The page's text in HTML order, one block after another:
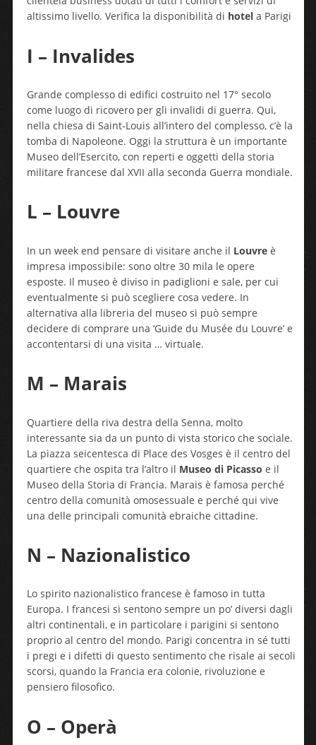
altissimo livello. Verifica la disponibilità di hotel a Parigi
I – Invalides
Grande complesso di edifici costruito nel 17° secolo
come luogo di ricovero per gli invalidi di guerra. Qui,
nella chiesa di Saint-Louis all’intero del complesso, c’è la
tomba di Napoleone. Oggi la struttura è un importante
Museo dell’Esercito, con reperti e oggetti della storia
militare francese dal XVII alla seconda Guerra mondiale.
L – Louvre
In un week end pensare di visitare anche il Louvreè
impresa impossibile: sono oltre 30 mila le opere
esposte. Il museo è diviso in padiglioni e sale, per cui
eventualmente si può scegliere cosa vedere. In
alternativa alla libreria del museo si può sempre
decidere di comprare una ‘Guide du Musée du Louvre’ e
accontentarsi di una visita … virtuale.
M – Marais
Quartiere della riva destra della Senna, molto
interessante sia da un punto di vista storico che sociale.
La piazza seicentesca di Place des Vosges è il centro del
quartiere che ospita tra l’altro il Museo di Picasso e il
Museo della Storia di Francia. Marais è famosa perché
centro della comunità omosessuale e perché qui vive
una delle principali comunità ebraiche cittadine.
N – Nazionalistico
Lo spirito nazionalistico francese è famoso in tutta
Europa. I francesi si sentono sempre un po’ diversi dagli
altri continentali, e in particolare i parigini si sentono
proprio al centro del mondo. Parigi concentra in sé tutti
i pregi e i difetti di questo sentimento che risale ai secoli
scorsi, quando la Francia era colonie, rivoluzione e
pensiero filosofico.
O – Operà